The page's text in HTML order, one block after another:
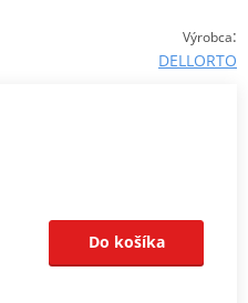
Výrobca:
DELLORTO
Do košíka